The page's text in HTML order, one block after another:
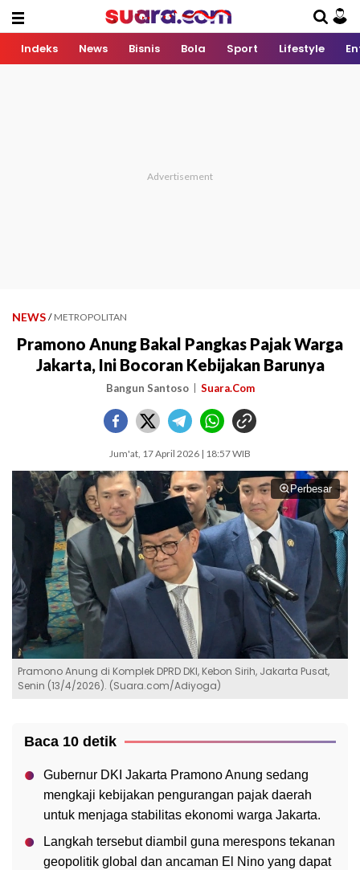
Indeks News Bisnis Bola Sport Lifestyle
NEWS / METROPOLITAN
Pramono Anung Bakal Pangkas Pajak Warga
Jakarta, Ini Bocoran Kebijakan Barunya
Bangun Santoso Suara.Com
Jum'at, 17 April 2026 | 18:57 WIB
Perbesar
Pramono Anung di Komplek DPRD DKI, Kebon Sirih, Jakarta Pusat,
Senin (13/4/2026). (Suara.com/Adiyoga)
Baca 10 detik
Gubernur DKI Jakarta Pramono Anung sedang
mengkaji kebijakan pengurangan pajak daerah
untuk menjaga stabilitas ekonomi warga Jakarta.
Langkah tersebut diambil guna merespons tekanan
geopolitik global dan ancaman El Nino yang dapat